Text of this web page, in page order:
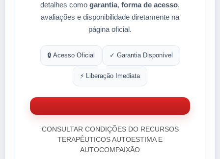
detalhes como garantia, forma de acesso,
avaliações e disponibilidade diretamente na
página oficial.
🔒 Acesso Oficial ✓ Garantia Disponível
⚡ Liberação Imediata
CONSULTAR CONDIÇÕES DO RECURSOS
TERAPÊUTICOS AUTOESTIMA E
AUTOCOMPAIXÃO